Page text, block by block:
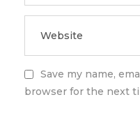
Save my name,
browser for the next